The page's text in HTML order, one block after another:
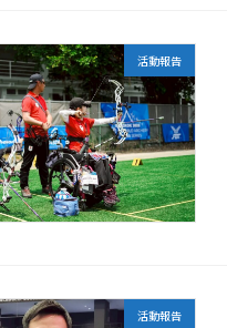
活動報告
活動報告